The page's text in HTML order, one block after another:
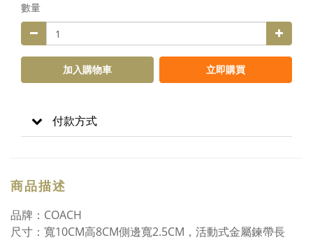
數量
加入購物車 立即購買
付款方式
商品描述
品牌：COACH
尺寸：寬10CM高8CM側邊寬2.5CM，活動式金屬鍊帶長